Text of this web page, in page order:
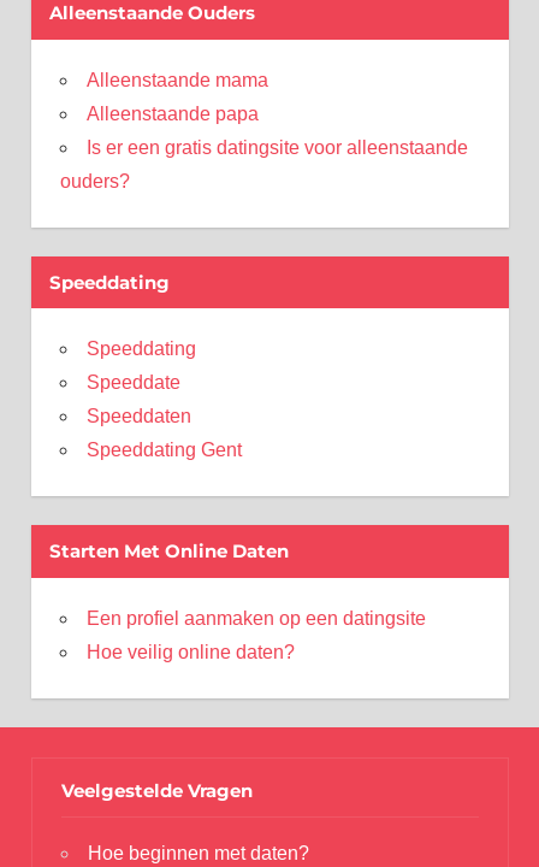
Alleenstaande Ouders
Alleenstaande mama
Alleenstaande papa
Is er een gratis datingsite voor alleenstaande
ouders?
Speeddating
Speeddating
Speeddate
Speeddaten
Speeddating Gent
Starten Met Online Daten
Een profiel aanmaken op een datingsite
Hoe veilig online daten?
Veelgestelde Vragen
Hoe beginnen met daten?